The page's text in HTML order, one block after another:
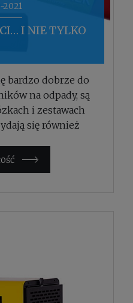
I NIE TYLKO
bardzo dobrze do
na odpady, są
i zestawach
się również
»